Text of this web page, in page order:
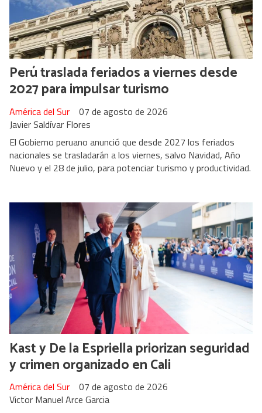
Perú traslada feriados a viernes desde
2027 para impulsar turismo
Javier Saldívar Flores
América del Sur 07 de agosto de 2026
El Gobierno peruano anunció que desde 2027 los feriados
nacionales se trasladarán a los viernes, salvo Navidad, Año
Nuevo y el 28 de julio, para potenciar turismo y productividad.
Kast y De la Espriella priorizan seguridad
y crimen organizado en Cali
Victor Manuel Arce Garcia
América del Sur 07 de agosto de 2026